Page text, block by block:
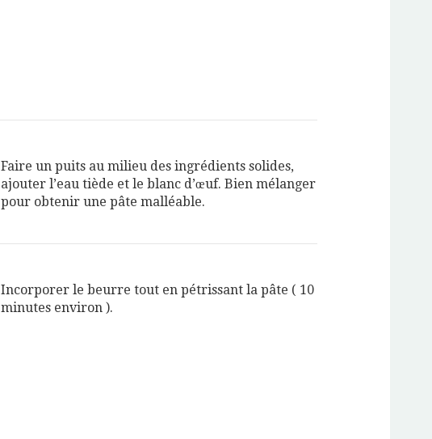
Faire un puits au milieu des ingrédients solides,
ajouter l’eau tiède et le blanc d’œuf. Bien mélanger
pour obtenir une pâte malléable.
Incorporer le beurre tout en pétrissant la pâte ( 10
minutes environ ).